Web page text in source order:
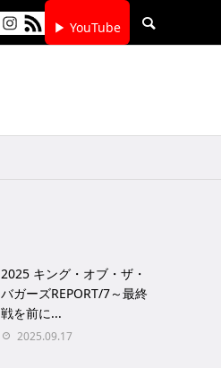
▶ YouTube
2025 キング・オブ・ザ・
バガーズREPORT/7～最終
戦を前に...
2025.09.17